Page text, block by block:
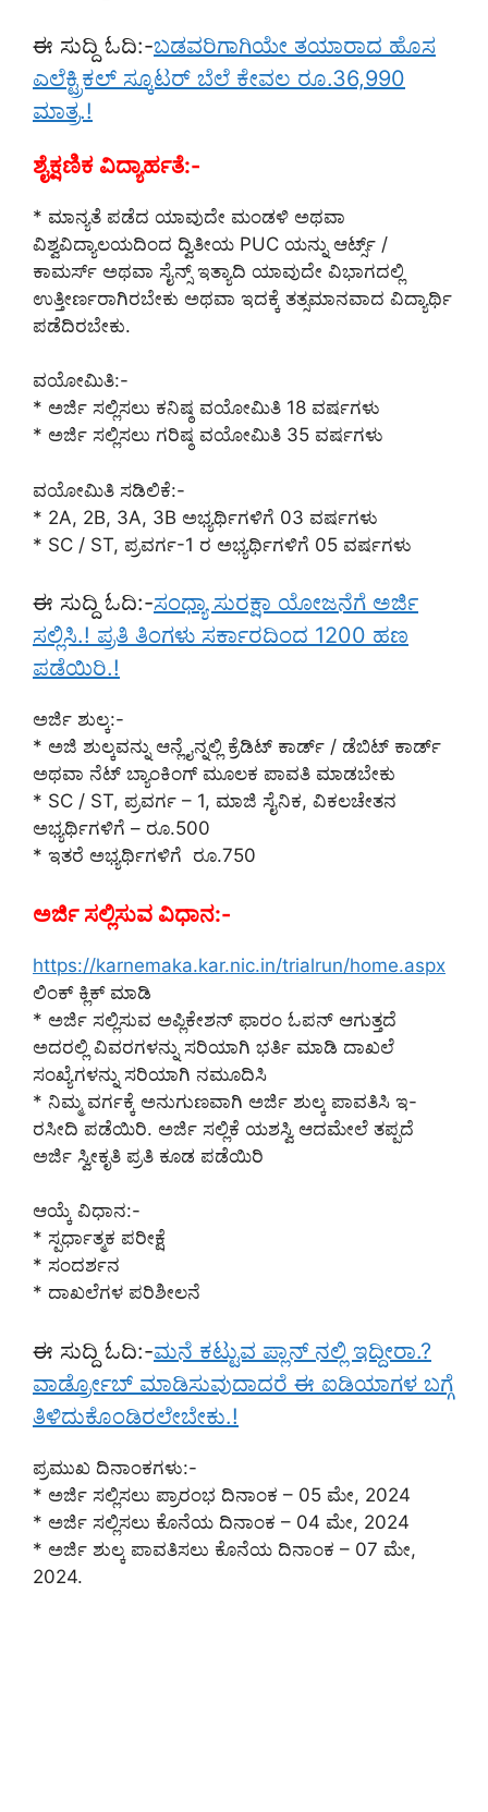
ಈ ಸುದ್ದಿ ಓದಿ:-ಬಡವರಿಗಾಗಿಯೇ ತಯಾರಾದ ಹೊಸ
ಎಲೆಕ್ಟ್ರಿಕಲ್ ಸ್ಕೂಟರ್ ಬೆಲೆ ಕೇವಲ ರೂ.36,990
ಮಾತ್ರ.!
ಶೈಕ್ಷಣಿಕ ವಿದ್ಯಾರ್ಹತೆ:-
* ಮಾನ್ಯತೆ ಪಡೆದ ಯಾವುದೇ ಮಂಡಳಿ ಅಥವಾ
ವಿಶ್ವವಿದ್ಯಾಲಯದಿಂದ ದ್ವಿತೀಯ PUC ಯನ್ನು ಆರ್ಟ್ಸ್ /
ಕಾಮರ್ಸ್ ಅಥವಾ ಸೈನ್ಸ್ ಇತ್ಯಾದಿ ಯಾವುದೇ ವಿಭಾಗದಲ್ಲಿ
ಉತ್ತೀರ್ಣರಾಗಿರಬೇಕು ಅಥವಾ ಇದಕ್ಕೆ ತತ್ಸಮಾನವಾದ ವಿದ್ಯಾರ್ಥಿ
ಪಡೆದಿರಬೇಕು.
ವಯೋಮಿತಿ:-
* ಅರ್ಜಿ ಸಲ್ಲಿಸಲು ಕನಿಷ್ಠ ವಯೋಮಿತಿ 18 ವರ್ಷಗಳು
* ಅರ್ಜಿ ಸಲ್ಲಿಸಲು ಗರಿಷ್ಠ ವಯೋಮಿತಿ 35 ವರ್ಷಗಳು
ವಯೋಮಿತಿ ಸಡಿಲಿಕೆ:-
* 2A, 2B, 3A, 3B ಅಭ್ಯರ್ಥಿಗಳಿಗೆ 03 ವರ್ಷಗಳು
* SC / ST, ಪ್ರವರ್ಗ-1 ರ ಅಭ್ಯರ್ಥಿಗಳಿಗೆ 05 ವರ್ಷಗಳು
ಈ ಸುದ್ದಿ ಓದಿ:-ಸಂಧ್ಯಾ ಸುರಕ್ಷಾ ಯೋಜನೆಗೆ ಅರ್ಜಿ
ಸಲ್ಲಿಸಿ.! ಪ್ರತಿ ತಿಂಗಳು ಸರ್ಕಾರದಿಂದ 1200 ಹಣ
ಪಡೆಯಿರಿ.!
ಅರ್ಜಿ ಶುಲ್ಕ:-
* ಅಜಿ ಶುಲ್ಕವನ್ನು ಆನ್ಲೈನ್ನಲ್ಲಿ ಕ್ರೆಡಿಟ್ ಕಾರ್ಡ್ / ಡೆಬಿಟ್ ಕಾರ್ಡ್
ಅಥವಾ ನೆಟ್ ಬ್ಯಾಂಕಿಂಗ್ ಮೂಲಕ ಪಾವತಿ ಮಾಡಬೇಕು
* SC / ST, ಪ್ರವರ್ಗ – 1, ಮಾಜಿ ಸೈನಿಕ, ವಿಕಲಚೇತನ
ಅಭ್ಯರ್ಥಿಗಳಿಗೆ – ರೂ.500
* ಇತರೆ ಅಭ್ಯರ್ಥಿಗಳಿಗೆ ‌ ರೂ.750
ಅರ್ಜಿ ಸಲ್ಲಿಸುವ ವಿಧಾನ:-
https://karnemaka.kar.nic.in/trialrun/home.aspx
ಲಿಂಕ್ ಕ್ಲಿಕ್ ಮಾಡಿ
* ಅರ್ಜಿ ಸಲ್ಲಿಸುವ ಅಪ್ಲಿಕೇಶನ್ ಫಾರಂ ಓಪನ್ ಆಗುತ್ತದೆ
ಅದರಲ್ಲಿ ವಿವರಗಳನ್ನು ಸರಿಯಾಗಿ ಭರ್ತಿ ಮಾಡಿ ದಾಖಲೆ
ಸಂಖ್ಯೆಗಳನ್ನು ಸರಿಯಾಗಿ ನಮೂದಿಸಿ
* ನಿಮ್ಮ ವರ್ಗಕ್ಕೆ ಅನುಗುಣವಾಗಿ ಅರ್ಜಿ ಶುಲ್ಕ ಪಾವತಿಸಿ ಇ-
ರಸೀದಿ ಪಡೆಯಿರಿ. ಅರ್ಜಿ ಸಲ್ಲಿಕೆ ಯಶಸ್ವಿ ಆದಮೇಲೆ ತಪ್ಪದೆ
ಅರ್ಜಿ ಸ್ವೀಕೃತಿ ಪ್ರತಿ ಕೂಡ ಪಡೆಯಿರಿ
ಆಯ್ಕೆ ವಿಧಾನ:-
* ಸ್ಪರ್ಧಾತ್ಮಕ ಪರೀಕ್ಷೆ
* ಸಂದರ್ಶನ
* ದಾಖಲೆಗಳ ಪರಿಶೀಲನೆ
ಈ ಸುದ್ದಿ ಓದಿ:-ಮನೆ ಕಟ್ಟುವ ಪ್ಲಾನ್ ನಲ್ಲಿ ಇದ್ದೀರಾ‌.?
ವಾರ್ಡ್ರೋಬ್ ಮಾಡಿಸುವುದಾದರೆ ಈ ಐಡಿಯಾಗಳ ಬಗ್ಗೆ
ತಿಳಿದುಕೊಂಡಿರಲೇಬೇಕು.!
ಪ್ರಮುಖ ದಿನಾಂಕಗಳು:-
* ಅರ್ಜಿ ಸಲ್ಲಿಸಲು ಪ್ರಾರಂಭ ದಿನಾಂಕ – 05 ಮೇ, 2024
* ಅರ್ಜಿ ಸಲ್ಲಿಸಲು ಕೊನೆಯ ದಿನಾಂಕ – 04 ಮೇ, 2024
* ಅರ್ಜಿ ಶುಲ್ಕ ಪಾವತಿಸಲು ಕೊನೆಯ ದಿನಾಂಕ – 07 ಮೇ,
2024.